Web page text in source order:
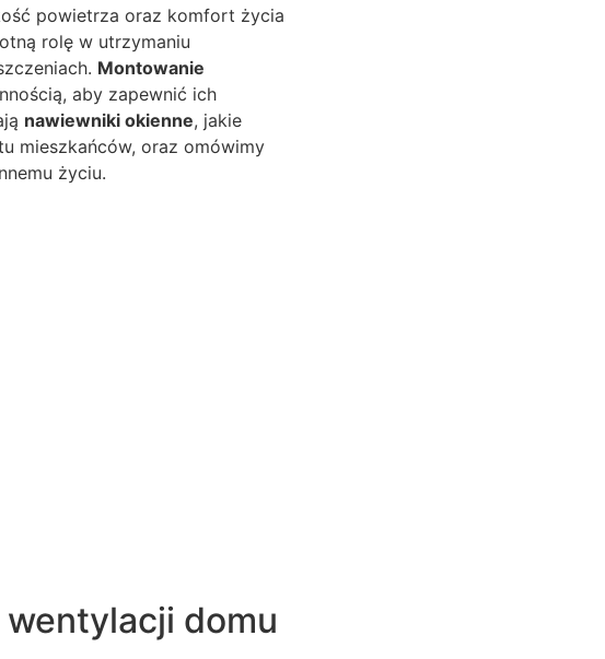
powietrza oraz komfort życia
rolę w utrzymaniu
Montowanie
aby zapewnić ich
nawiewniki okienne, jakie
mieszkańców, oraz omówimy
życiu.
domu